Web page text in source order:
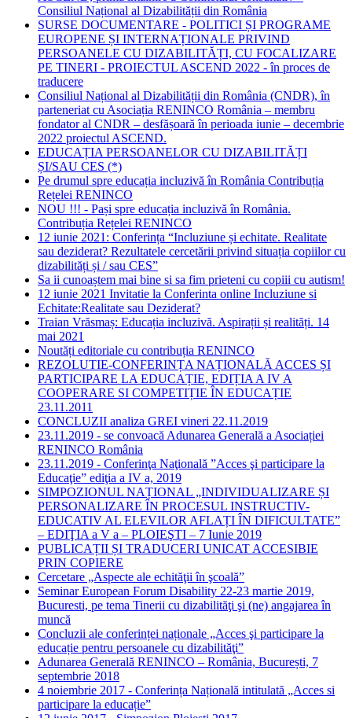
Consiliul Național al Dizabilității din România
SURSE DOCUMENTARE - POLITICI ȘI PROGRAME
EUROPENE ȘI INTERNAȚIONALE PRIVIND
PERSOANELE CU DIZABILITĂȚI, CU FOCALIZARE
PE TINERI - PROIECTUL ASCEND 2022 - în proces de
traducere
Consiliul Național al Dizabilității din România (CNDR), în
parteneriat cu Asociația RENINCO România – membru
fondator al CNDR – desfășoară în perioada iunie – decembrie
2022 proiectul ASCEND.
EDUCAȚIA PERSOANELOR CU DIZABILITĂȚI
ȘI/SAU CES (*)
Pe drumul spre educația incluzivă în România Contribuția
Rețelei RENINCO
NOU !!! - Pași spre educația incluzivă în România.
Contribuția Rețelei RENINCO
12 iunie 2021: Conferința “Incluziune și echitate. Realitate
sau deziderat? Rezultatele cercetării privind situația copiilor cu
dizabilități și / sau CES”
Sa ii cunoaștem mai bine si sa fim prieteni cu copiii cu autism!
12 iunie 2021 Invitatie la Conferinta online Incluziune si
Echitate:Realitate sau Deziderat?
Traian Vrăsmaș: Educația incluzivă. Aspirații și realități. 14
mai 2021
Noutăți editoriale cu contribuția RENINCO
REZOLUTIE-CONFERINȚA NAȚIONALĂ ACCES ȘI
PARTICIPARE LA EDUCAȚIE, EDIȚIA A IV A
COOPERARE SI COMPETIȚIE ÎN EDUCAȚIE
23.11.2011
CONCLUZII analiza GREI vineri 22.11.2019
23.11.2019 - se convoacă Adunarea Generală a Asociației
RENINCO România
23.11.2019 - Conferinţa Naţională ”Acces şi participare la
Educaţie” ediţia a IV a, 2019
SIMPOZIONUL NAȚIONAL „INDIVIDUALIZARE ȘI
PERSONALIZARE ÎN PROCESUL INSTRUCTIV-
EDUCATIV AL ELEVILOR AFLAȚI ÎN DIFICULTATE”
– EDIŢIA a V a – PLOIEŞTI – 7 Iunie 2019
PUBLICAȚII ȘI TRADUCERI UNICAT ACCESIBIE
PRIN COPIERE
Cercetare „Aspecte ale echităţii în şcoală”
Seminar European Forum Disability 22-23 martie 2019,
Bucuresti, pe tema Tinerii cu dizabilităţi şi (ne) angajarea în
muncă
Concluzii ale conferinței naționale „Acces şi participare la
educație pentru persoanele cu dizabilităţi”
Adunarea Generală RENINCO – România, București, 7
septembrie 2018
4 noiembrie 2017 - Conferința Națională intitulată „Acces si
participare la educație”